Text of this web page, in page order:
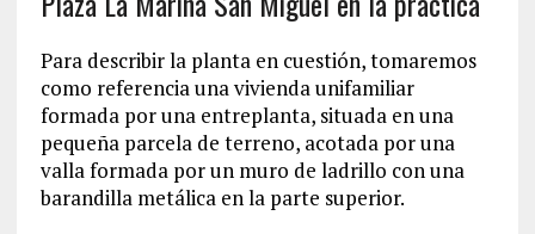
Para describir la planta en cuestión, tomaremos
como referencia una vivienda unifamiliar
formada por una entreplanta, situada en una
pequeña parcela de terreno, acotada por una
valla formada por un muro de ladrillo con una
barandilla metálica en la parte superior.